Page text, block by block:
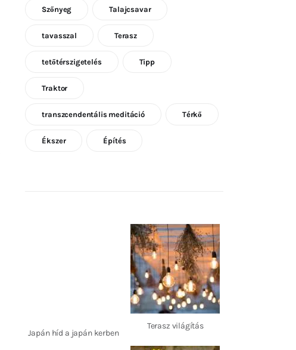
Szőnyeg Talajcsavar
tavasszal Terasz
tetőtérszigetelés Tipp
Traktor
transzcendentális meditáció Térkő
Ékszer Építés
Japán híd a japán kerben
Terasz világítás